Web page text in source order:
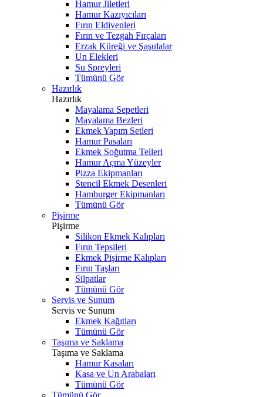
Hamur Jiletleri
Hamur Kazıyıcıları
Fırın Eldivenleri
Fırın ve Tezgah Fırçaları
Erzak Küreği ve Şaşulalar
Un Elekleri
Su Spreyleri
Tümünü Gör
Hazırlık
Hazırlık
Mayalama Sepetleri
Mayalama Bezleri
Ekmek Yapım Setleri
Hamur Pasaları
Ekmek Soğutma Telleri
Hamur Açma Yüzeyler
Pizza Ekipmanları
Stencil Ekmek Desenleri
Hamburger Ekipmanları
Tümünü Gör
Pişirme
Pişirme
Silikon Ekmek Kalıpları
Fırın Tepsileri
Ekmek Pişirme Kalıpları
Fırın Taşları
Silpatlar
Tümünü Gör
Servis ve Sunum
Servis ve Sunum
Ekmek Kağıtları
Tümünü Gör
Taşıma ve Saklama
Taşıma ve Saklama
Hamur Kasaları
Kasa ve Un Arabaları
Tümünü Gör
Tümünü Gör